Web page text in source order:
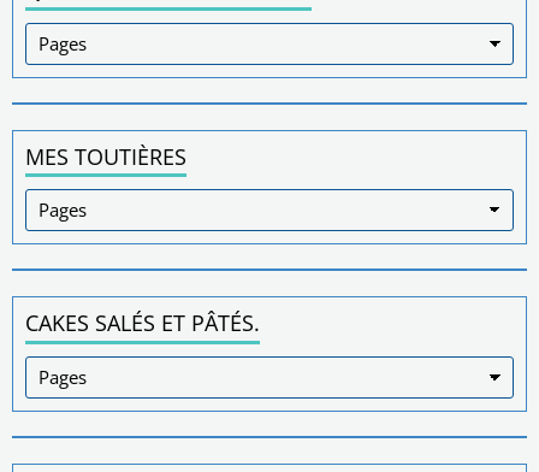
MES TOUTIÈRES
CAKES SALÉS ET PÂTÉS.